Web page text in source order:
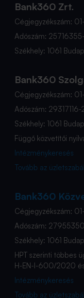
Bank360 Zrt.
Cégjegyzékszám:
Adószám:
Székhely: 1061
Bank360
Cégjegyzékszám:
Adószám:
Székhely: 1061
Függő közvetítői
Intézménykeresés
Tovább az
Bank360
Cégjegyzékszám:
Adószám:
Székhely: 1061
HPT szerinti többes
H-EN-I-600/2020
Intézménykeresés
Tovább az